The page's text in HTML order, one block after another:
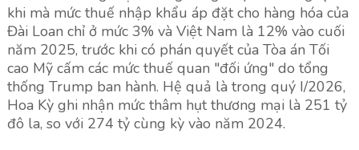
khi mà mức thuế nhập khẩu áp đặt cho hàng hóa của
Đài Loan chỉ ở mức 3% và Việt Nam là 12% vào cuối
năm 2025, trước khi có phán quyết của Tòa án Tối
cao Mỹ cấm các mức thuế quan "đối ứng" do tổng
thống Trump ban hành. Hệ quả là trong quý I/2026,
Hoa Kỳ ghi nhận mức thâm hụt thương mại là 251 tỷ
đô la, so với 274 tỷ cùng kỳ vào năm 2024.